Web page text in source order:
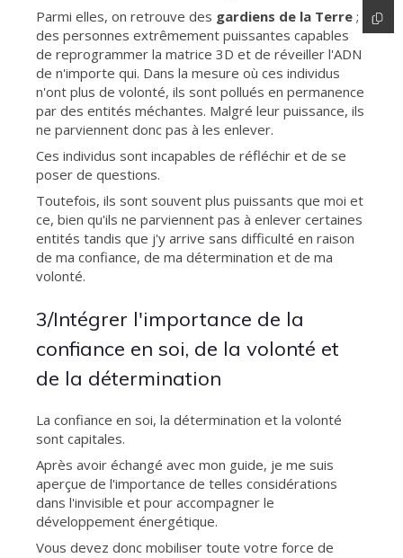
Parmi elles, on retrouve des gardiens de la Terre ;
des personnes extrêmement puissantes capables
de reprogrammer la matrice 3D et de réveiller l'ADN
de n'importe qui. Dans la mesure où ces individus
n'ont plus de volonté, ils sont pollués en permanence
par des entités méchantes. Malgré leur puissance, ils
ne parviennent donc pas à les enlever.
Ces individus sont incapables de réfléchir et de se
poser de questions.
Toutefois, ils sont souvent plus puissants que moi et
ce, bien qu'ils ne parviennent pas à enlever certaines
entités tandis que j'y arrive sans difficulté en raison
de ma confiance, de ma détermination et de ma
volonté.
3/Intégrer l'importance de la
confiance en soi, de la volonté et
de la détermination
La confiance en soi, la détermination et la volonté
sont capitales.
Après avoir échangé avec mon guide, je me suis
aperçue de l'importance de telles considérations
dans l'invisible et pour accompagner le
développement énergétique.
Vous devez donc mobiliser toute votre force de